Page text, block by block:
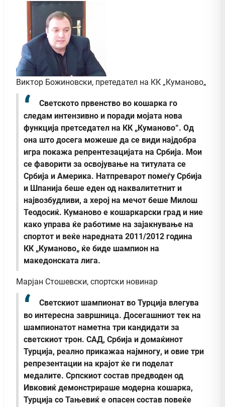
Виктор Божиновски, претедател на КК „Куманово„
Светското првенство во кошарка го
следам интензивно и поради мојата нова
функција претседател на КК „Куманово“. Од
она што досега можеше да се види најдобра
игра покажа репрентезацијата на Србија. Мои
се фаворити за освојување на титулата се
Србија и Америка. Натпреварот помеѓу Србија
и Шпанија беше еден од наквалитетнит и
највозбудливи, а херој на мечот беше Милош
Теодосиќ. Куманово е кошаркарски град и ние
како управа ќе работиме на зајакнување на
спортот и веќе наредната 2011/2012 година
КК „Куманово„ ќе биде шампион на
македонската лига.
Марјан Стошевски, спортски новинар
Светскиот шампионат во Турција влегува
во интересна завршница. Досегашниот тек на
шампионатот наметна три кандидати за
светскиот трон. САД, Србија и домаќинот
Турција, реално прикажаа најмногу, и овие три
репрезентации на крајот ќе ги поделат
медалите. Српскиот состав предводен од
Ивковиќ демонстрираше модерна кошарка,
Турција со Тањевиќ е опасен состав повеќе